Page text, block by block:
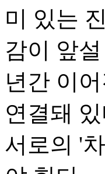
미 있는
감이 앞
년간 이
연결돼
서로의 '